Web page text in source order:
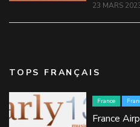
23 MARS
TOPS FRANÇAIS
France
France